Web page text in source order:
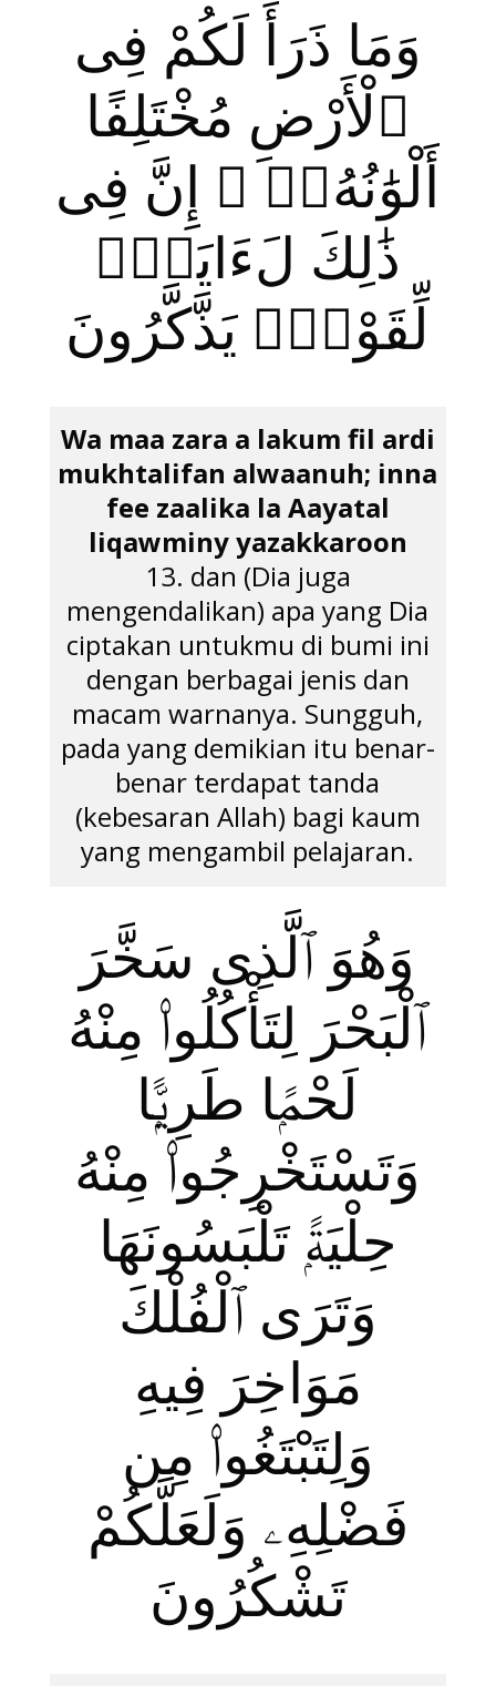
وَمَا ذَرَأَ لَكُمْ فِى
ٱلْأَرْضِ مُخْتَلِفًا
أَلْوَ‌ٰنُهُۥٓ ۗ إِنَّ فِى
ذَ‌ٰلِكَ لَءَايَةًۭ
لِّقَوْمٍۢ يَذَّكَّرُونَ
Wa maa zara a lakum fil ardi
mukhtalifan alwaanuh; inna
fee zaalika la Aayatal
liqawminy yazakkaroon
13. dan (Dia juga
mengendalikan) apa yang Dia
ciptakan untukmu di bumi ini
dengan berbagai jenis dan
macam warnanya. Sungguh,
pada yang demikian itu benar-
benar terdapat tanda
(kebesaran Allah) bagi kaum
yang mengambil pelajaran.
وَهُوَ ٱلَّذِى سَخَّرَ
ٱلْبَحْرَ لِتَأْكُلُوا۟ مِنْهُ
لَحْمًۭا طَرِيًّۭا
وَتَسْتَخْرِجُوا۟ مِنْهُ
حِلْيَةًۭ تَلْبَسُونَهَا
وَتَرَى ٱلْفُلْكَ
مَوَاخِرَ فِيهِ
وَلِتَبْتَغُوا۟ مِن
فَضْلِهِۦ وَلَعَلَّكُمْ
تَشْكُرُونَ